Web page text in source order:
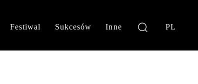
Festiwal Sukcesów Inne PL